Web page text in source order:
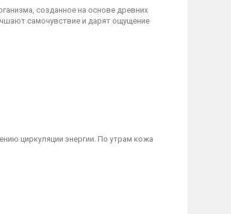
созданное на основе древних
самочувствие и дарят ощущение
циркуляции энергии. По утрам кожа